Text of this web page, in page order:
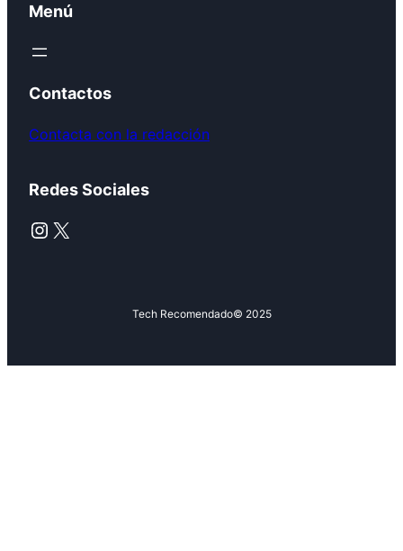
Menú
Contactos
Contacta con la redacción
Redes Sociales
Instagram X
Tech Recomendado© 2025